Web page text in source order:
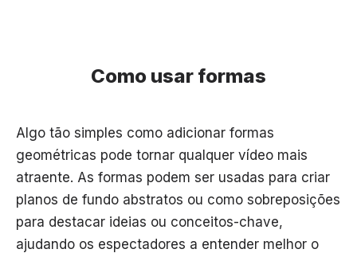
Como usar formas
Algo tão simples como adicionar formas
geométricas pode tornar qualquer vídeo mais
atraente. As formas podem ser usadas para criar
planos de fundo abstratos ou como sobreposições
para destacar ideias ou conceitos-chave,
ajudando os espectadores a entender melhor o